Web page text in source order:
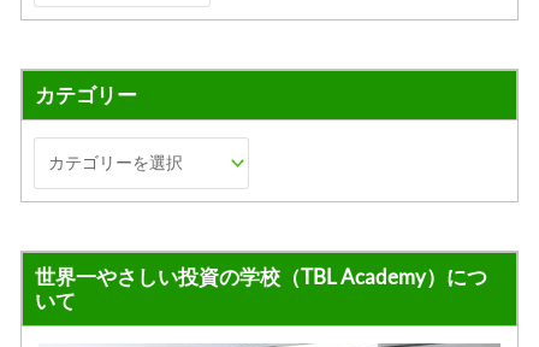
カテゴリー
世界一やさしい投資の学校（TBL Academy）につ
いて